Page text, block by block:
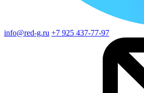
info@red-g.ru +7 925 437-77-97